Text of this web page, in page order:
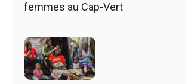
femmes au Cap-Vert